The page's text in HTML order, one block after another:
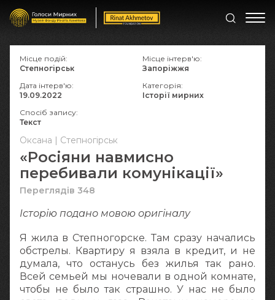
Оксана | Степногірськ
«Росіяни навмисно
перебивали комунікації»
Переглядів 348
Історію подано мовою оригіналу
Я жила в Степногорске. Там сразу начались
обстрелы. Квартиру я взяла в кредит, и не
думала, что останусь без жилья так рано.
Всей семьей мы ночевали в одной комнате,
чтобы не было так страшно. У нас не было
Місце подій:
Степногірськ
Місце інтерв'ю:
Запоріжжя
Дата інтерв'ю:
19.09.2022
Категорія:
Історії мирних
Спосіб запису:
Текст